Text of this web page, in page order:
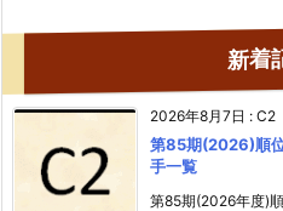
新着
2026年8月7日 : C2
第85期(2026)順
手一覧
第85期(2026年度)